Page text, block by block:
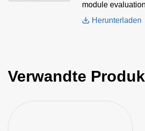
module
Herunterladen
Verwandte